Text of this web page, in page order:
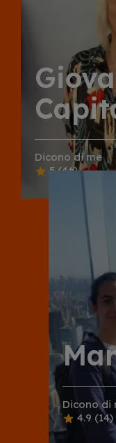
Dicono di me
5(46)
Dicono di
4.9 (14)